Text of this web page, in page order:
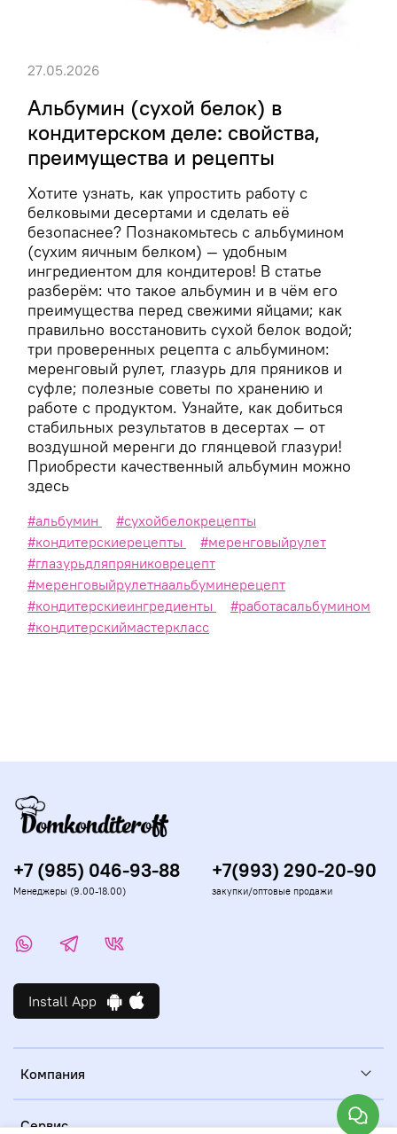
Альбумин (сухой белок) в
кондитерском деле: свойства,
преимущества и рецепты
Хотите узнать, как упростить работу с
белковыми десертами и сделать её
безопаснее? Познакомьтесь с альбумином
(сухим яичным белком) — удобным
ингредиентом для кондитеров! В статье
разберём: что такое альбумин и в чём его
преимущества перед свежими яйцами; как
правильно восстановить сухой белок водой;
три проверенных рецепта с альбумином:
меренговый рулет, глазурь для пряников и
суфле; полезные советы по хранению и
работе с продуктом. Узнайте, как добиться
стабильных результатов в десертах — от
воздушной меренги до глянцевой глазури!
Приобрести качественный альбумин можно
здесь
27.05.2026
#альбумин
#сухойбелокрецепты
#кондитерскиерецепты
#меренговыйрулет
#глазурьдляпряниковрецепт
#меренговыйрулетнаальбуминерецепт
#кондитерскиеингредиенты
#работасальбумином
#кондитерскиймастеркласс
Компания
Сервис
Install App
+7 (985) 046-93-88
Менеджеры (9.00-18.00)
+7(993) 290-20-90
закупки/оптовые продажи